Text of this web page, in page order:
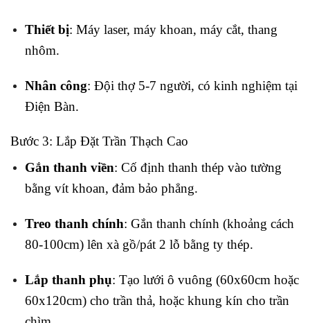
Thiết bị: Máy laser, máy khoan, máy cắt, thang
nhôm.
Nhân công: Đội thợ 5-7 người, có kinh nghiệm tại
Điện Bàn.
Bước 3: Lắp Đặt Trần Thạch Cao
Gắn thanh viền: Cố định thanh thép vào tường
bằng vít khoan, đảm bảo phẳng.
Treo thanh chính: Gắn thanh chính (khoảng cách
80-100cm) lên xà gồ/pát 2 lỗ bằng ty thép.
Lắp thanh phụ: Tạo lưới ô vuông (60x60cm hoặc
60x120cm) cho trần thả, hoặc khung kín cho trần